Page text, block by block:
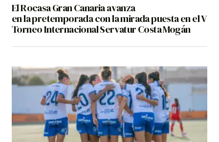
El Rocasa Gran Canaria avanza
en la pretemporada con la mirada puesta en el V
Torneo Internacional Servatur Costa Mogán